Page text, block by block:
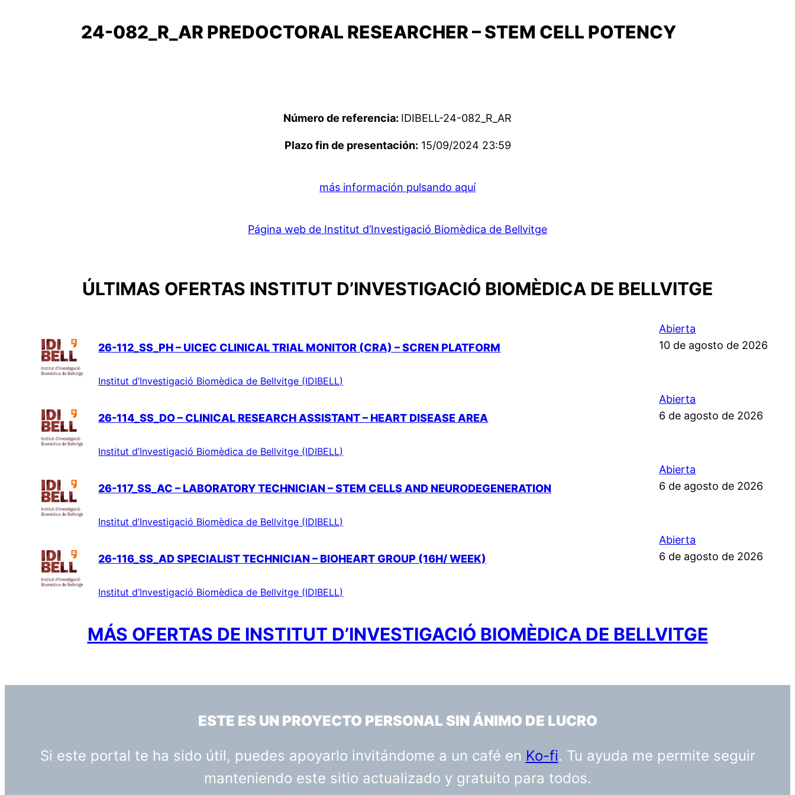
24-082_R_AR PREDOCTORAL RESEARCHER – STEM CELL POTENCY
Número de referencia: IDIBELL-24-082_R_AR
Plazo fin de presentación: 15/09/2024 23:59
más información pulsando aquí
Página web de Institut d’Investigació Biomèdica de Bellvitge
ÚLTIMAS OFERTAS INSTITUT D’INVESTIGACIÓ BIOMÈDICA DE BELLVITGE
26-112_SS_PH – UICEC CLINICAL TRIAL MONITOR (CRA) – SCREN PLATFORM
Institut d’Investigació Biomèdica de Bellvitge (IDIBELL)
Abierta
10 de agosto de 2026
26-114_SS_DO – CLINICAL RESEARCH ASSISTANT – HEART DISEASE AREA
Institut d’Investigació Biomèdica de Bellvitge (IDIBELL)
Abierta
6 de agosto de 2026
26-117_SS_AC – LABORATORY TECHNICIAN – STEM CELLS AND NEURODEGENERATION
Institut d’Investigació Biomèdica de Bellvitge (IDIBELL)
Abierta
6 de agosto de 2026
26-116_SS_AD SPECIALIST TECHNICIAN – BIOHEART GROUP (16H/ WEEK)
Institut d’Investigació Biomèdica de Bellvitge (IDIBELL)
Abierta
6 de agosto de 2026
MÁS OFERTAS DE INSTITUT D’INVESTIGACIÓ BIOMÈDICA DE BELLVITGE
ESTE ES UN PROYECTO PERSONAL SIN ÁNIMO DE LUCRO
Si este portal te ha sido útil, puedes apoyarlo invitándome a un café en Ko-fi. Tu ayuda me permite seguir
manteniendo este sitio actualizado y gratuito para todos.